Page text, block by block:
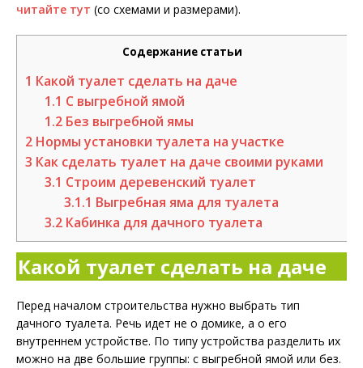
читайте тут (со схемами и размерами).
Содержание статьи
1 Какой туалет сделать на даче
1.1 С выгребной ямой
1.2 Без выгребной ямы
2 Нормы установки туалета на участке
3 Как сделать туалет на даче своими руками
3.1 Строим деревенский туалет
3.1.1 Выгребная яма для туалета
3.2 Кабинка для дачного туалета
Какой туалет сделать на даче
Перед началом строительства нужно выбрать тип
дачного туалета. Речь идет не о домике, а о его
внутреннем устройстве. По типу устройства разделить их
можно на две большие группы: с выгребной ямой или без.